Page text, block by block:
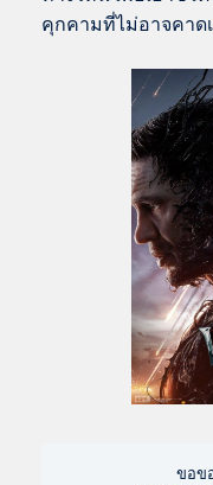
คุกคามที่ไม่อาจคาด
ขอข